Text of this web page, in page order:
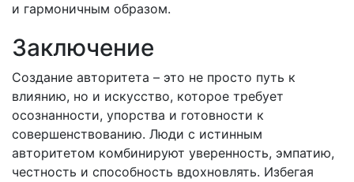
и гармоничным образом.
Заключение
Создание авторитета – это не просто путь к
влиянию, но и искусство, которое требует
осознанности, упорства и готовности к
совершенствованию. Люди с истинным
авторитетом комбинируют уверенность, эмпатию,
честность и способность вдохновлять. Избегая